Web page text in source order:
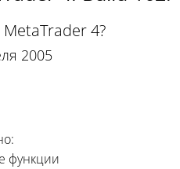
4?
2005
функции